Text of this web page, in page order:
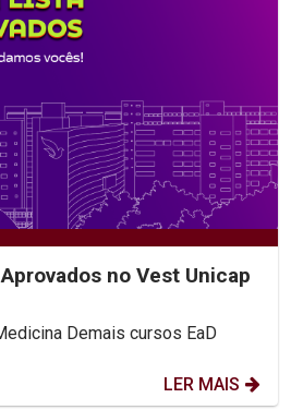
no Vest Unicap
Acesse o resultado! Medicina Demais cursos EaD
LER MAIS